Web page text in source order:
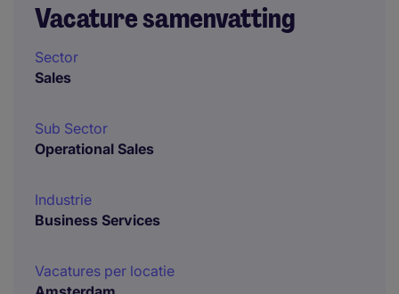
Vacature samenvatting
Sector
Sales
Sub Sector
Operational Sales
Industrie
Business Services
Vacatures per locatie